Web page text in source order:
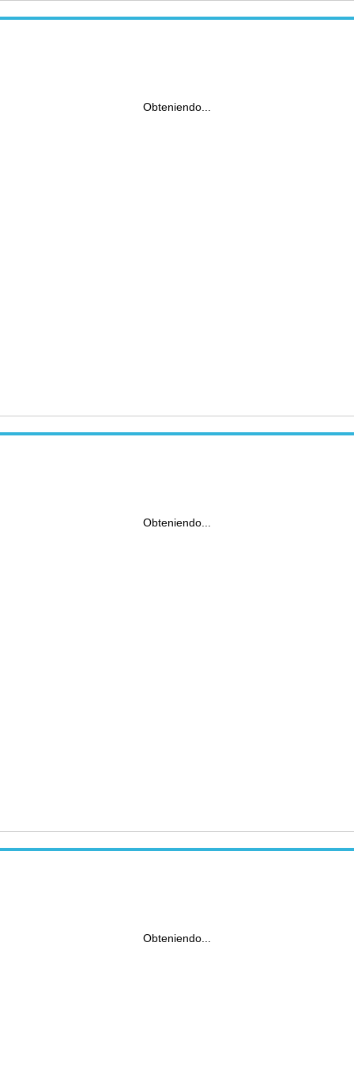
Obteniendo...
Obteniendo...
Obteniendo...